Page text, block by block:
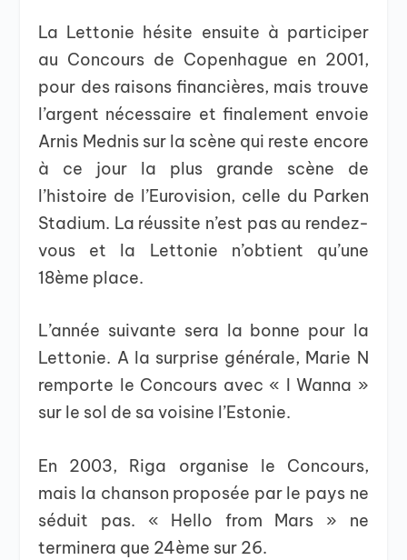
La Lettonie hésite ensuite à participer
au Concours de Copenhague en 2001,
pour des raisons financières, mais trouve
l’argent nécessaire et finalement envoie
Arnis Mednis sur la scène qui reste encore
à ce jour la plus grande scène de
l’histoire de l’Eurovision, celle du Parken
Stadium. La réussite n’est pas au rendez-
vous et la Lettonie n’obtient qu’une
18ème place.
L’année suivante sera la bonne pour la
Lettonie. A la surprise générale, Marie N
remporte le Concours avec « I Wanna »
sur le sol de sa voisine l’Estonie.
En 2003, Riga organise le Concours,
mais la chanson proposée par le pays ne
séduit pas. « Hello from Mars » ne
terminera que 24ème sur 26.